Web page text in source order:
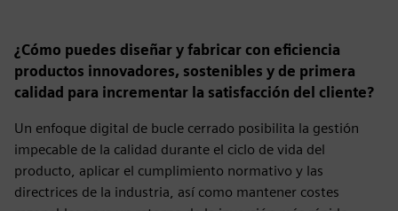
¿Cómo puedes diseñar y fabricar con eficiencia
productos innovadores, sostenibles y de primera
calidad para incrementar la satisfacción del cliente?
Un enfoque digital de bucle cerrado posibilita la gestión
impecable de la calidad durante el ciclo de vida del
producto, aplicar el cumplimiento normativo y las
directrices de la industria, así como mantener costes